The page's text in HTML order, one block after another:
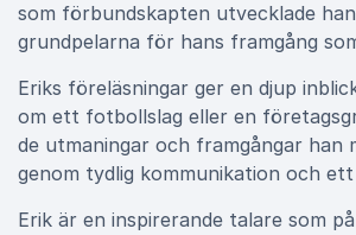
som förbundskapten utvecklade
grundpelarna för hans framgång
Eriks föreläsningar ger en djup
om ett fotbollslag eller en
de utmaningar och framgångar
genom tydlig kommunikation och
Erik är en inspirerande talare som